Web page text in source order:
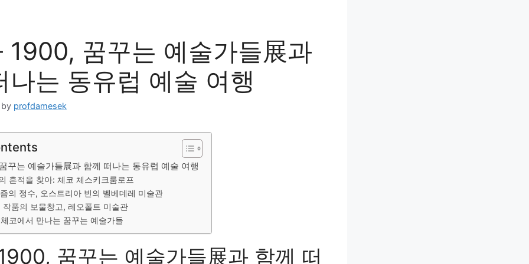
1900, 꿈꾸는 예술가들展과
나는 동유럽 예술 여행
by profdamesek
꾸는 예술가들展과 함께 떠나는 동유럽 예술 여행
흔적을 찾아: 체코 체스키크룸로프
의 정수, 오스트리아 빈의 벨베데레 미술관
작품의 보물창고, 레오폴트 미술관
코에서 만나는 꿈꾸는 예술가들
꿈꾸는 예술가들展과 함께 떠